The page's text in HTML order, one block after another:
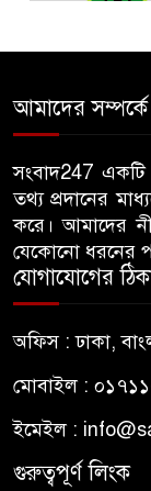
৫
৬
৭
আমাদের সম্পর্কে
সংবাদ247 একটি
তথ্য প্রদানের
করে। আমাদের
যেকোনো ধরনের
যোগাযোগের
অফিস : ঢাকা,
মোবাইল :
ইমেইল :
গুরুত্বপূর্ণ লিংক